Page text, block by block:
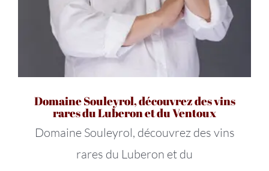
Domaine Souleyrol, découvrez des vins
rares du Luberon et du Ventoux
Domaine Souleyrol, découvrez des vins
rares du Luberon et du